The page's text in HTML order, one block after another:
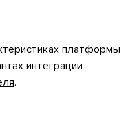
платформы
интеграции
.